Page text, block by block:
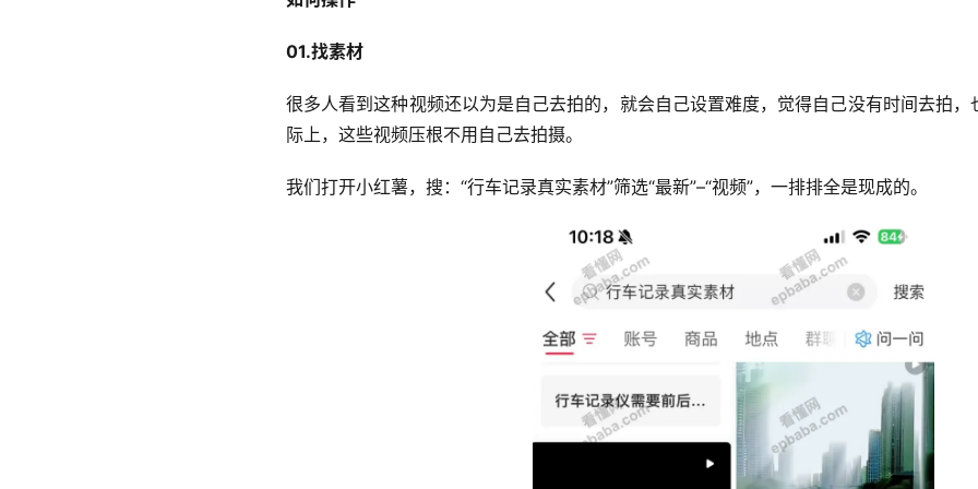
01.找素材
很多人看到这种视频还以为是自己去拍的，就会自己设置难度，觉得自己没有时间去拍
际上，这些视频压根不用自己去拍摄。
我们打开小红薯，搜：“行车记录真实素材”筛选“最新”–“视频”，一排排全是现成的。